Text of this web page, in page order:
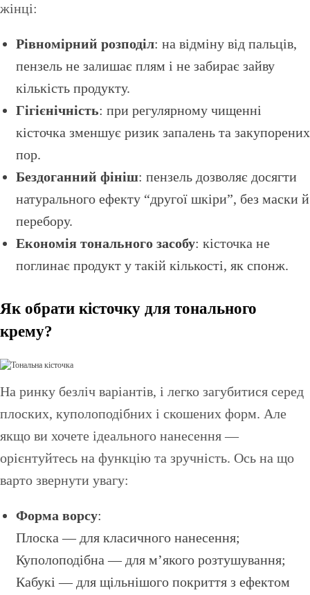
жінці:
Рівномірний розподіл: на відміну від пальців,
пензель не залишає плям і не забирає зайву
кількість продукту.
Гігієнічність: при регулярному чищенні
кісточка зменшує ризик запалень та закупорених
пор.
Бездоганний фініш: пензель дозволяє досягти
натурального ефекту “другої шкіри”, без маски й
перебору.
Економія тонального засобу: кісточка не
поглинає продукт у такій кількості, як спонж.
Як обрати кісточку для тонального
крему?
На ринку безліч варіантів, і легко загубитися серед
плоских, куполоподібних і скошених форм. Але
якщо ви хочете ідеального нанесення —
орієнтуйтесь на функцію та зручність. Ось на що
варто звернути увагу:
Форма ворсу:
Плоска — для класичного нанесення;
Куполоподібна — для м’якого розтушування;
Кабукі — для щільнішого покриття з ефектом